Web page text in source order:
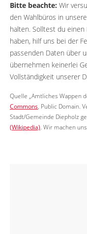
Bitte beachte: Wir
den Wahlbüros in
halten. Solltest du
haben, hilf uns bei der
passenden Daten über
übernehmen keinerlei
Vollständigkeit unserer
Quelle „Amtliches Wappen
Commons, Public Domain.
Stadt/Gemeinde Diepholz
(Wikipedia). Wir machen